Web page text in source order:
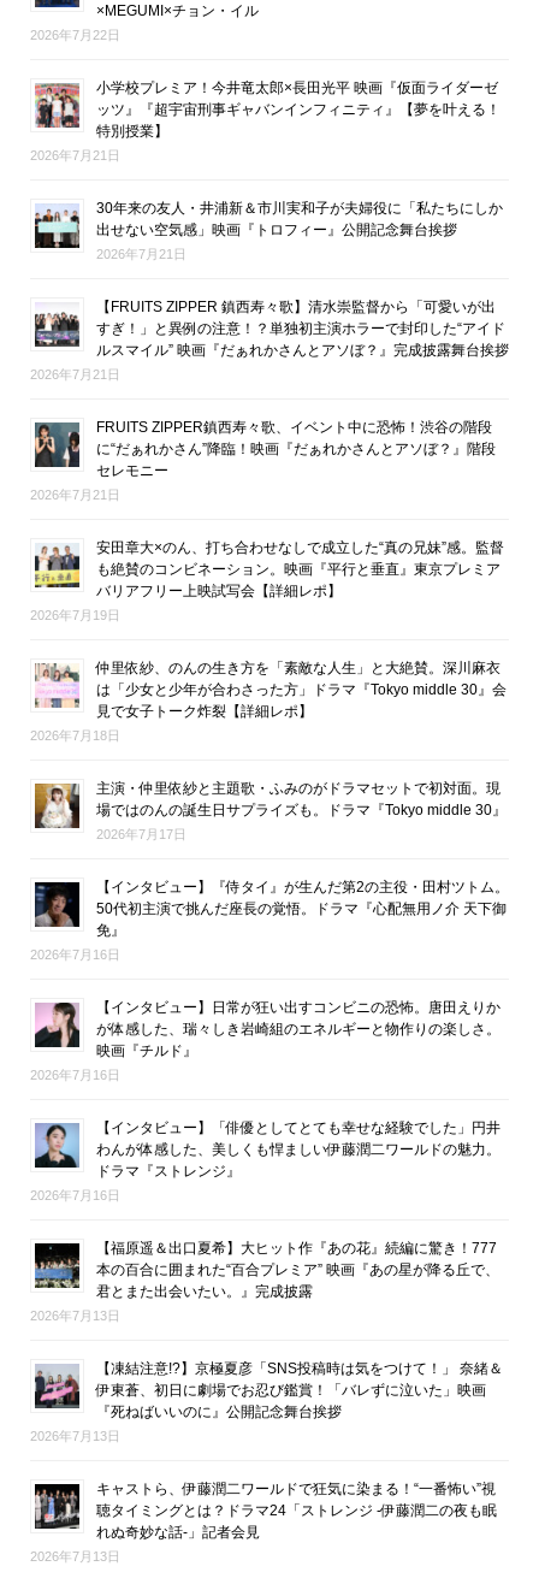
×MEGUMI×チョン・イル
2026年7月22日
小学校プレミア！今井竜太郎×長田光平 映画『仮面ライダーゼ
ッツ』『超宇宙刑事ギャバンインフィニティ』【夢を叶える！
特別授業】
2026年7月21日
30年来の友人・井浦新＆市川実和子が夫婦役に「私たちにしか
出せない空気感」映画『トロフィー』公開記念舞台挨拶
2026年7月21日
【FRUITS ZIPPER 鎮西寿々歌】清水崇監督から「可愛いが出
すぎ！」と異例の注意！？単独初主演ホラーで封印した“アイド
ルスマイル” 映画『だぁれかさんとアソぼ？』完成披露舞台挨拶
2026年7月21日
FRUITS ZIPPER鎮西寿々歌、イベント中に恐怖！渋谷の階段
に“だぁれかさん”降臨！映画『だぁれかさんとアソぼ？』階段
セレモニー
2026年7月21日
安田章大×のん、打ち合わせなしで成立した“真の兄妹”感。監督
も絶賛のコンビネーション。映画『平行と垂直』東京プレミア
バリアフリー上映試写会【詳細レポ】
2026年7月19日
仲里依紗、のんの生き方を「素敵な人生」と大絶賛。深川麻衣
は「少女と少年が合わさった方」ドラマ『Tokyo middle 30』会
見で女子トーク炸裂【詳細レポ】
2026年7月18日
主演・仲里依紗と主題歌・ふみのがドラマセットで初対面。現
場ではのんの誕生日サプライズも。ドラマ『Tokyo middle 30』
2026年7月17日
【インタビュー】『侍タイ』が生んだ第2の主役・田村ツトム。
50代初主演で挑んだ座長の覚悟。ドラマ『心配無用ノ介 天下御
免』
2026年7月16日
【インタビュー】日常が狂い出すコンビニの恐怖。唐田えりか
が体感した、瑞々しき岩崎組のエネルギーと物作りの楽しさ。
映画『チルド』
2026年7月16日
【インタビュー】「俳優としてとても幸せな経験でした」円井
わんが体感した、美しくも悍ましい伊藤潤二ワールドの魅力。
ドラマ『ストレンジ』
2026年7月16日
【福原遥＆出口夏希】大ヒット作『あの花』続編に驚き！777
本の百合に囲まれた“百合プレミア” 映画『あの星が降る丘で、
君とまた出会いたい。』完成披露
2026年7月13日
【凍結注意!?】京極夏彦「SNS投稿時は気をつけて！」 奈緒＆
伊東蒼、初日に劇場でお忍び鑑賞！「バレずに泣いた」映画
『死ねばいいのに』公開記念舞台挨拶
2026年7月13日
キャストら、伊藤潤二ワールドで狂気に染まる！“一番怖い”視
聴タイミングとは？ドラマ24「ストレンジ -伊藤潤二の夜も眠
れぬ奇妙な話-」記者会見
2026年7月13日